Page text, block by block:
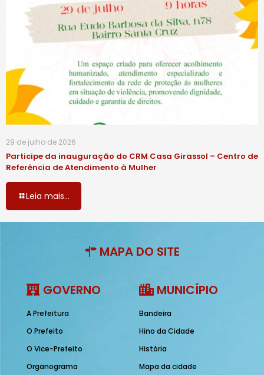
29 de julho de 2026
Participe da inauguração do CRM Casa Girassol – Centro de
Referência de Atendimento à Mulher
Leia mais...
MAPA DO SITE
GOVERNO
A Prefeitura
O Prefeito
O Vice-Prefeito
Organograma
MUNICÍPIO
Bandeira
Hino da Cidade
História
Mapa da cidade